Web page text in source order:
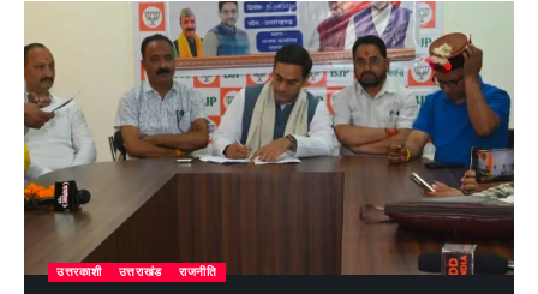
उत्तरकाशी उत्तराखंड राजनीति